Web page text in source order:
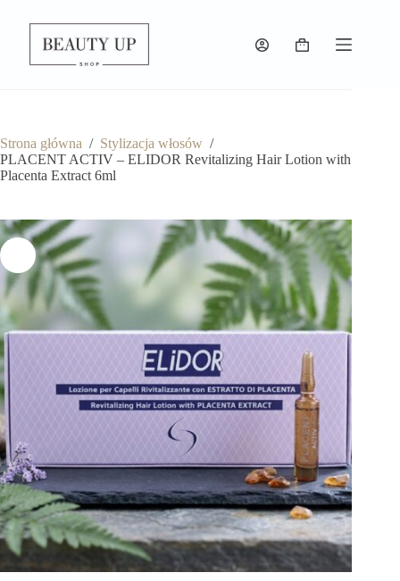
Strona główna / Stylizacja włosów /
PLACENT ACTIV – ELIDOR Revitalizing Hair Lotion with
Placenta Extract 6ml